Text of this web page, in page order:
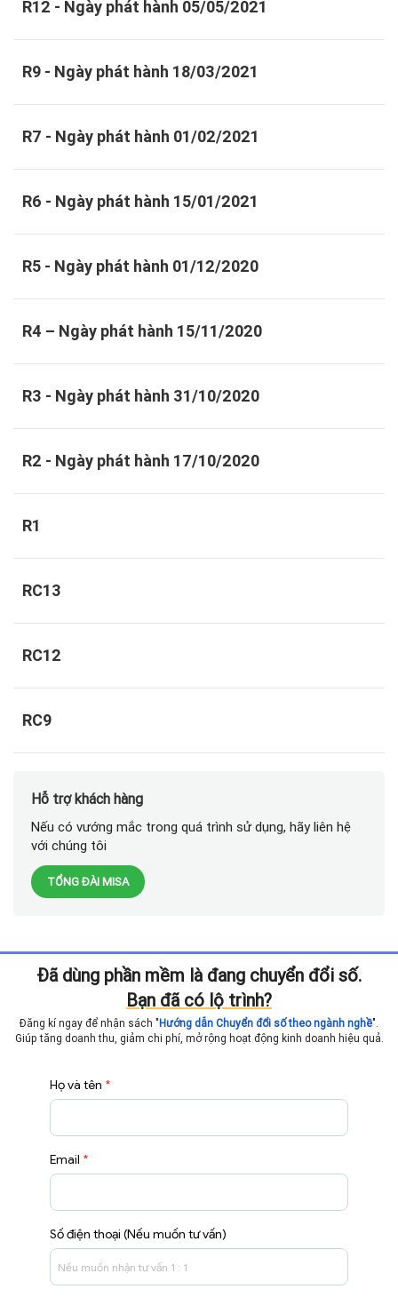
R12 - Ngày phát hành 05/05/2021
R9 - Ngày phát hành 18/03/2021
R7 - Ngày phát hành 01/02/2021
R6 - Ngày phát hành 15/01/2021
R5 - Ngày phát hành 01/12/2020
R4 – Ngày phát hành 15/11/2020
R3 - Ngày phát hành 31/10/2020
R2 - Ngày phát hành 17/10/2020
R1
RC13
RC12
RC9
Hỗ trợ khách hàng
Nếu có vướng mắc trong quá trình sử dụng, hãy liên hệ
với chúng tôi
TỔNG ĐÀI MISA
Đã dùng phần mềm là đang chuyển đổi số.
Bạn đã có lộ trình?
Đăng kí ngay để nhận sách "Hướng dẫn Chuyển đổi số theo ngành nghề".
Giúp tăng doanh thu, giảm chi phí, mở rộng hoạt động kinh doanh hiệu quả.
Họ và tên *
Email *
Số điện thoại (Nếu muốn tư vấn)